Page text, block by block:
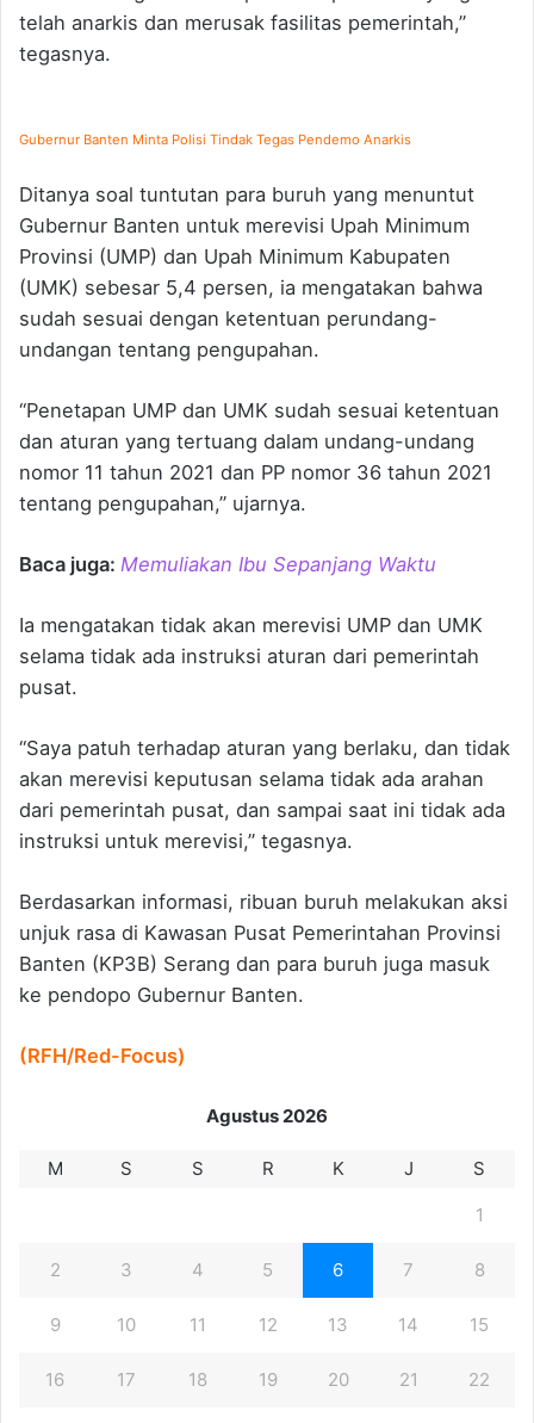
telah anarkis dan merusak fasilitas pemerintah,”
tegasnya.
Gubernur Banten Minta Polisi Tindak Tegas Pendemo Anarkis
Ditanya soal tuntutan para buruh yang menuntut
Gubernur Banten untuk merevisi Upah Minimum
Provinsi (UMP) dan Upah Minimum Kabupaten
(UMK) sebesar 5,4 persen, ia mengatakan bahwa
sudah sesuai dengan ketentuan perundang-
undangan tentang pengupahan.
“Penetapan UMP dan UMK sudah sesuai ketentuan
dan aturan yang tertuang dalam undang-undang
nomor 11 tahun 2021 dan PP nomor 36 tahun 2021
tentang pengupahan,” ujarnya.
Baca juga: Memuliakan Ibu Sepanjang Waktu
Ia mengatakan tidak akan merevisi UMP dan UMK
selama tidak ada instruksi aturan dari pemerintah
pusat.
“Saya patuh terhadap aturan yang berlaku, dan tidak
akan merevisi keputusan selama tidak ada arahan
dari pemerintah pusat, dan sampai saat ini tidak ada
instruksi untuk merevisi,” tegasnya.
Berdasarkan informasi, ribuan buruh melakukan aksi
unjuk rasa di Kawasan Pusat Pemerintahan Provinsi
Banten (KP3B) Serang dan para buruh juga masuk
ke pendopo Gubernur Banten.
(RFH/Red-Focus)
Agustus 2026
M S S R K J S
1
2 3 4 5 6 7 8
9 10 11 12 13 14 15
16 17 18 19 20 21 22